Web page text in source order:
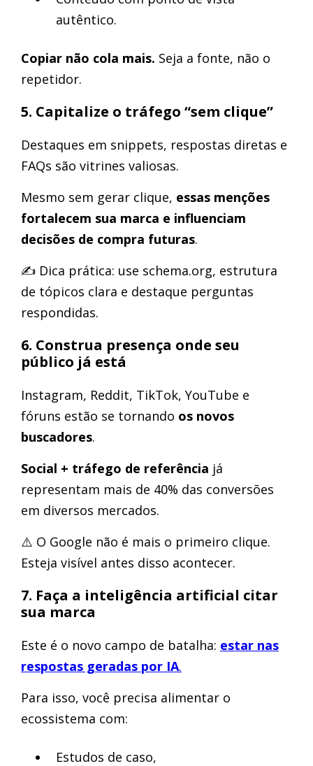
autêntico.
Copiar não cola mais. Seja a fonte, não o
repetidor.
5. Capitalize o tráfego “sem clique”
Destaques em snippets, respostas diretas e
FAQs são vitrines valiosas.
Mesmo sem gerar clique, essas menções
fortalecem sua marca e influenciam
decisões de compra futuras.
✍️ Dica prática: use schema.org, estrutura
de tópicos clara e destaque perguntas
respondidas.
6. Construa presença onde seu
público já está
Instagram, Reddit, TikTok, YouTube e
fóruns estão se tornando os novos
buscadores.
Social + tráfego de referência já
representam mais de 40% das conversões
em diversos mercados.
⚠️ O Google não é mais o primeiro clique.
Esteja visível antes disso acontecer.
7. Faça a inteligência artificial citar
sua marca
Este é o novo campo de batalha: estar nas
respostas geradas por IA.
Para isso, você precisa alimentar o
ecossistema com:
Estudos de caso,